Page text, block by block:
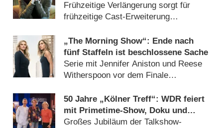
Frühzeitige Verlängerung sorgt für
frühzeitige Cast-Erweiterung
„The Morning Show“: Ende nach
fünf Staffeln ist beschlossene Sache
Serie mit Jennifer Aniston und Reese
Witherspoon vor dem Finale
50 Jahre „Kölner Treff“: WDR feiert
mit Primetime-Show, Doku und
Rückblicken
Großes Jubiläum der Talkshow-